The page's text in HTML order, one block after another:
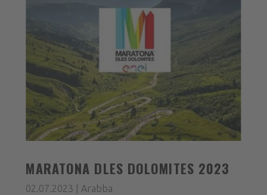
MARATONA DLES DOLOMITES 2023
02.07.2023 | Arabba